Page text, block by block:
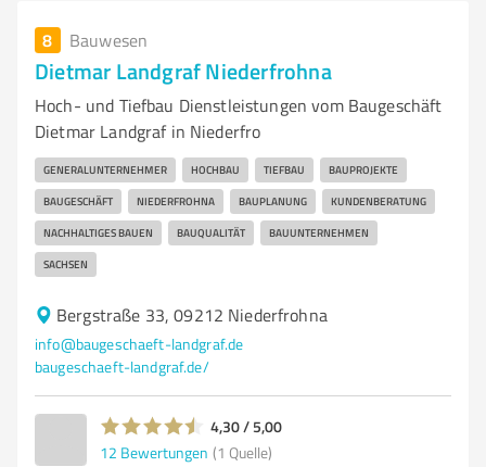
8 Bauwesen
Dietmar Landgraf Niederfrohna
Hoch- und Tiefbau Dienstleistungen vom Baugeschäft
Dietmar Landgraf in Niederfro
GENERALUNTERNEHMER HOCHBAU TIEFBAU BAUPROJEKTE
BAUGESCHÄFT NIEDERFROHNA BAUPLANUNG KUNDENBERATUNG
NACHHALTIGES BAUEN BAUQUALITÄT BAUUNTERNEHMEN
SACHSEN
Bergstraße 33, 09212 Niederfrohna
info@baugeschaeft-landgraf.de
baugeschaeft-landgraf.de/
4,30 / 5,00
12 Bewertungen (1 Quelle)